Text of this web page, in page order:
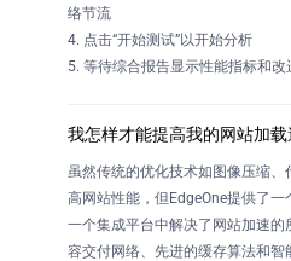
络节流
4. 点击“开始测试”以开始分析
5. 等待综合报告显示性能指标和改
我怎样才能提高我的网站加载
虽然传统的优化技术如图像压缩
高网站性能，但EdgeOne提供了
一个集成平台中解决了网站加速的
容交付网络、先进的缓存算法和